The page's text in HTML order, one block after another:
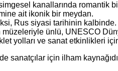
kanallarında romantik
ait ikonik bir meydan.
Rus siyasi tarihinin kalbinde.
müzeleriyle ünlü, UNESCO
yolları ve sanat etkinlikleri
sanatçılar için ilham